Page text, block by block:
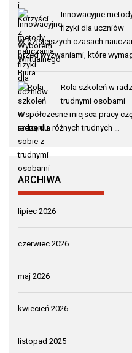
Innowacyjne
fizyki dla uczniów
W dzisiejszych czasach
przed wyzwaniami, które
Rola szkoleń w
trudnymi osobami
Współczesne miejsca pracy
areną dla różnych trudnych …
ARCHIWA
lipiec 2026
czerwiec 2026
maj 2026
kwiecień 2026
listopad 2025